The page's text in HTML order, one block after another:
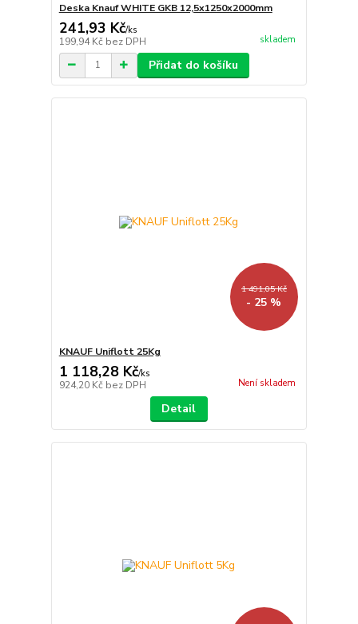
Deska Knauf WHITE GKB 12,5x1250x2000mm
241,93 Kč/ks
199,94 Kč bez DPH skladem
Přidat do košíku
1 491,05 Kč
- 25 %
KNAUF Uniflott 25Kg
1 118,28 Kč/ks
924,20 Kč bez DPH Není skladem
Detail